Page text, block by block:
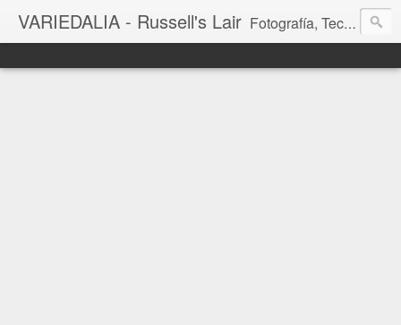
VARIEDALIA - Russell's Lair Fotografía, Tecnología, Cine y Videojuegos en un Blog Multitemática. El rinconcito del creador de FotoMuseo 3D y Left 4 SGC.